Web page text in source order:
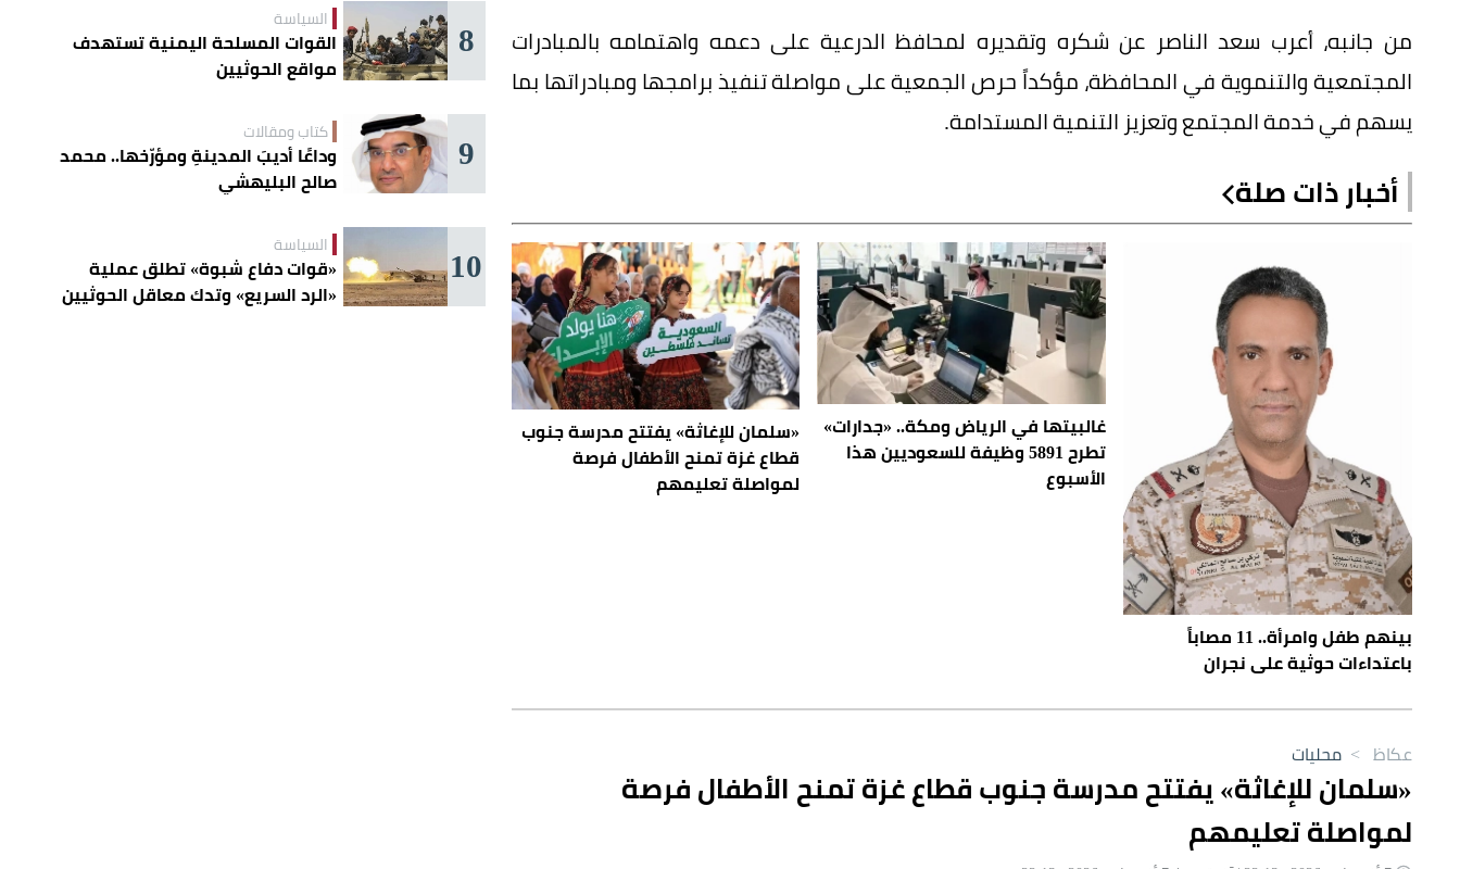
من جانبه، أعرب سعد الناصر عن شكره وتقديره لمحافظ الدرعية على دعمه واهتمامه بالمبادرات
المجتمعية والتنموية في المحافظة، مؤكداً حرص الجمعية على مواصلة تنفيذ برامجها ومبادراتها بما
يسهم في خدمة المجتمع وتعزيز التنمية المستدامة.
أخبار ذات صلة
بينهم طفل وامرأة.. 11 مصاباً
باعتداءات حوثية على نجران
غالبيتها في الرياض ومكة.. «جدارات»
تطرح 5891 وظيفة للسعوديين هذا
الأسبوع
«سلمان للإغاثة» يفتتح مدرسة جنوب
قطاع غزة تمنح الأطفال فرصة
لمواصلة تعليمهم
8 السياسة
القوات المسلحة اليمنية تستهدف
مواقع الحوثيين
9 كتاب ومقالات
وداعًا أديبَ المدينةِ ومؤرّخها.. محمد
صالح البليهشي
10 السياسة
«قوات دفاع شبوة» تطلق عملية
«الرد السريع» وتدك معاقل الحوثيين
عكاظ > محليات
«سلمان للإغاثة» يفتتح مدرسة جنوب قطاع غزة تمنح الأطفال فرصة
لمواصلة تعليمهم